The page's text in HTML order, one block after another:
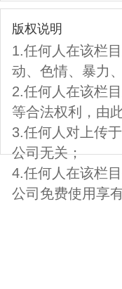
版权说明
1.任何人在该栏
动、色情、暴力
2.任何人在该栏
等合法权利，由
3.任何人对上传
公司无关；
4.任何人在该栏
公司免费使用享